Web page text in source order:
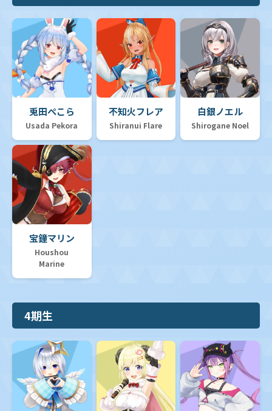
兎田ぺこら
Usada Pekora
不知火フレア
Shiranui Flare
白銀ノエル
Shirogane Noel
宝鐘マリン
Houshou
Marine
4期生